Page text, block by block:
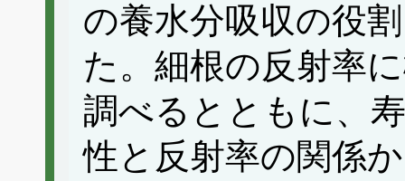
の養水分吸収の役
た。細根の反射率
調べるとともに、
性と反射率の関係